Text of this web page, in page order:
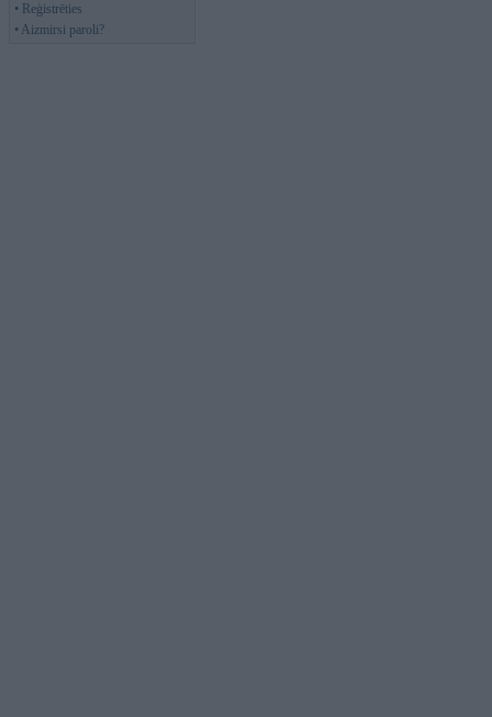
• Reģistrēties
• Aizmirsi paroli?